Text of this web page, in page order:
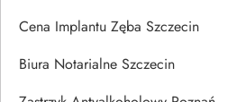
Cena Implantu Zęba Szczecin
Biura Notarialne Szczecin